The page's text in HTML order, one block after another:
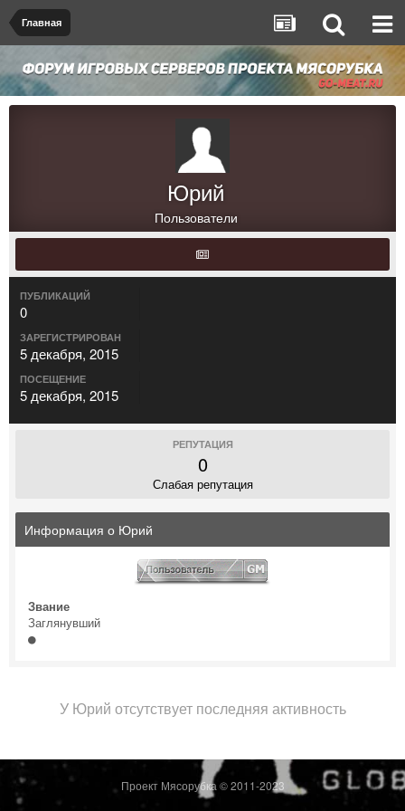
Главная
Юрий
Пользователи
ПУБЛИКАЦИЙ
0
ЗАРЕГИСТРИРОВАН
5 декабря, 2015
ПОСЕЩЕНИЕ
5 декабря, 2015
РЕПУТАЦИЯ
0
Слабая репутация
Информация о Юрий
Звание
Заглянувший
У Юрий отсутствует последняя активность
Проект Мясорубка © 2011-2023